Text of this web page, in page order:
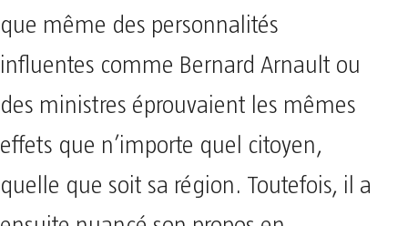
que même des personnalités
influentes comme Bernard Arnault ou
des ministres éprouvaient les mêmes
effets que n’importe quel citoyen,
quelle que soit sa région. Toutefois, il a